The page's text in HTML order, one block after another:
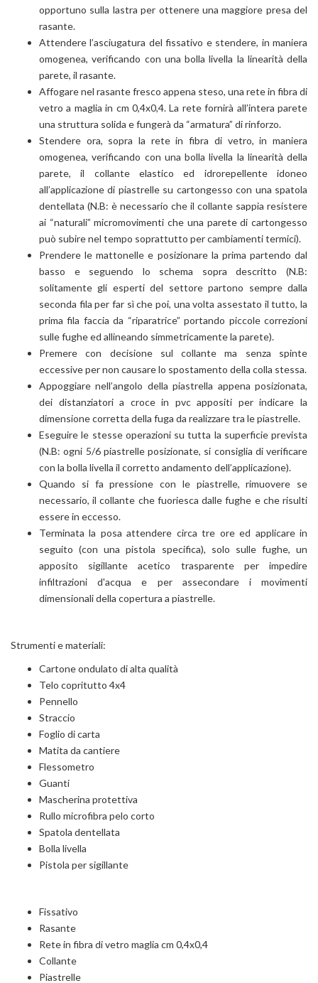
opportuno sulla lastra per ottenere una maggiore presa del
rasante.
Attendere l’asciugatura del fissativo e stendere, in maniera
omogenea, verificando con una bolla livella la linearità della
parete, il rasante.
Affogare nel rasante fresco appena steso, una rete in fibra di
vetro a maglia in cm 0,4x0,4. La rete fornirà all’intera parete
una struttura solida e fungerà da “armatura” di rinforzo.
Stendere ora, sopra la rete in fibra di vetro, in maniera
omogenea, verificando con una bolla livella la linearità della
parete, il collante elastico ed idrorepellente idoneo
all’applicazione di piastrelle su cartongesso con una spatola
dentellata (N.B: è necessario che il collante sappia resistere
ai “naturali” micromovimenti che una parete di cartongesso
può subire nel tempo soprattutto per cambiamenti termici).
Prendere le mattonelle e posizionare la prima partendo dal
basso e seguendo lo schema sopra descritto (N.B:
solitamente gli esperti del settore partono sempre dalla
seconda fila per far sì che poi, una volta assestato il tutto, la
prima fila faccia da “riparatrice” portando piccole correzioni
sulle fughe ed allineando simmetricamente la parete).
Premere con decisione sul collante ma senza spinte
eccessive per non causare lo spostamento della colla stessa.
Appoggiare nell’angolo della piastrella appena posizionata,
dei distanziatori a croce in pvc appositi per indicare la
dimensione corretta della fuga da realizzare tra le piastrelle.
Eseguire le stesse operazioni su tutta la superficie prevista
(N.B: ogni 5/6 piastrelle posizionate, si consiglia di verificare
con la bolla livella il corretto andamento dell’applicazione).
Quando si fa pressione con le piastrelle, rimuovere se
necessario, il collante che fuoriesca dalle fughe e che risulti
essere in eccesso.
Terminata la posa attendere circa tre ore ed applicare in
seguito (con una pistola specifica), solo sulle fughe, un
apposito sigillante acetico trasparente per impedire
infiltrazioni d'acqua e per assecondare i movimenti
dimensionali della copertura a piastrelle.
Strumenti e materiali:
Cartone ondulato di alta qualità
Telo copritutto 4x4
Pennello
Straccio
Foglio di carta
Matita da cantiere
Flessometro
Guanti
Mascherina protettiva
Rullo microfibra pelo corto
Spatola dentellata
Bolla livella
Pistola per sigillante
Fissativo
Rasante
Rete in fibra di vetro maglia cm 0,4x0,4
Collante
Piastrelle